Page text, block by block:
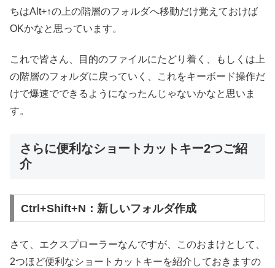
ちはAlt+↑の上の階層のフォルダへ移動だけ覚えておけば
OKかなと思っています。
これで皆さん、目的のファイルにたどり着く、もしくは上
の階層のフォルダに戻っていく、これをキーボード操作だ
けで爆速でできるようになったんじゃないかなと思いま
す。
さらに便利なショートカットキー2つご紹
介
Ctrl+Shift+N：新しいフォルダ作成
さて、エクスプローラーなんですが、このおまけとして、
2つほど便利なショートカットキーを紹介しておきますの